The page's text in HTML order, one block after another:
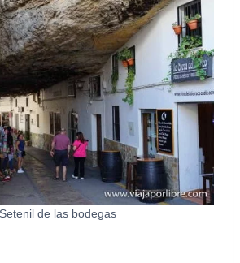
Setenil de las bodegas